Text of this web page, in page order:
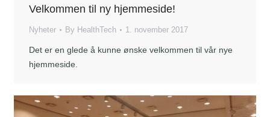
Velkommen til ny hjemmeside!
Nyheter By HealthTech 1. november 2017
Det er en glede å kunne ønske velkommen til vår nye
hjemmeside.